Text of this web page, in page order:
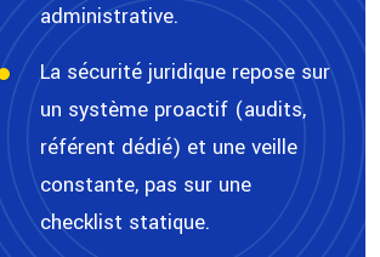
administrative.
La sécurité juridique repose sur
un système proactif (audits,
référent dédié) et une veille
constante, pas sur une
checklist statique.